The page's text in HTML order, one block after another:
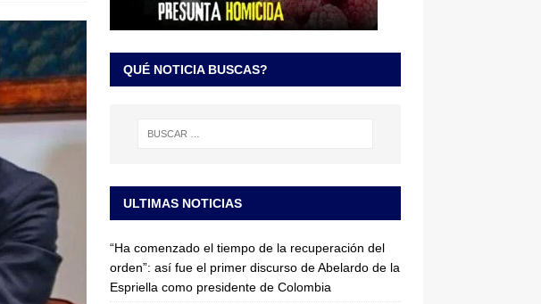
LO
QUÉ NOTICIA BUSCAS?
ULTIMAS NOTICIAS
“Ha comenzado el tiempo de la recuperación del
orden”: así fue el primer discurso de Abelardo de la
Espriella como presidente de Colombia